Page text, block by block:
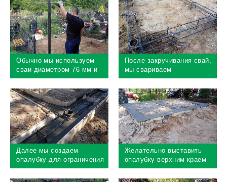
Обычно мы используем
сваи диаметром 76 мм и
длиной 2 м, толщина
металла 4 мм, срок
службы такой сваи в
земле более 90 лет
После закручивания свай,
мы свариваем
металлический каркас
фундамента, это придаст
жесткость будущему
фундаменту
Далее мы создаем
опалубку для ограничения
жидкого бетона и заливаем
его в один уровень с
Желательно выставить
опалубку верхним краем
по необходимой высоте
фундамента, так проще